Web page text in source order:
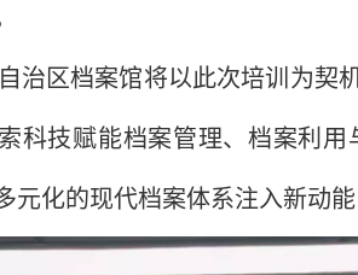
治区档案馆将以此次培训为契
科技赋能档案管理、档案利
元化的现代档案体系注入新动